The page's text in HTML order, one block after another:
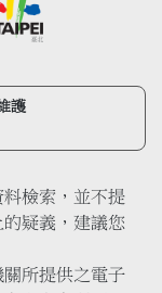
護
檢索，並不提
疑義，建議您
所提供之電子